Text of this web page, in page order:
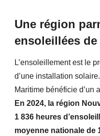
Une région
ensoleillées de
L’ensoleillement est le
d’une installation
Maritime bénéficie d’un
En 2024, la région
1 836 heures
moyenne nationale de